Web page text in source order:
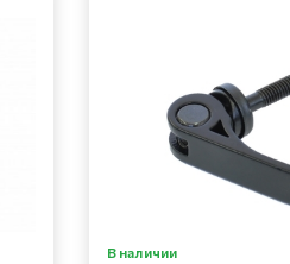
В наличии